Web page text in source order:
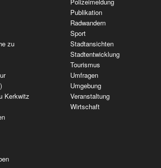
zu
Kerkwitz
Publikation
Radwandern
Sport
Stadtansichten
Stadtentwicklung
Tourismus
Umfragen
Umgebung
Veranstaltung
Wirtschaft